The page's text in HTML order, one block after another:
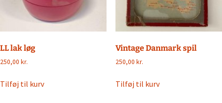
LL lak løg
250,00 kr.
Tilføj til kurv
Vintage Danmark spil
250,00 kr.
Tilføj til kurv